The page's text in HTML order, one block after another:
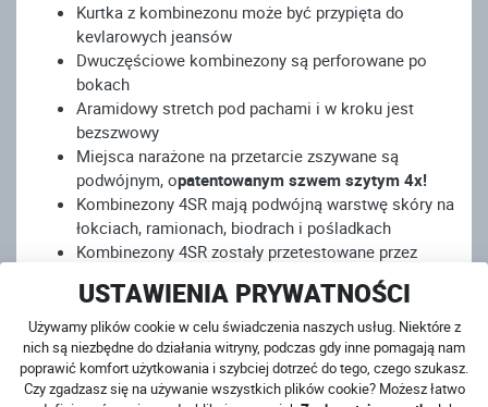
USTAWIENIA PRYWATNOŚCI
Używamy plików cookie w celu świadczenia naszych usług. Niektóre z
nich są niezbędne do działania witryny, podczas gdy inne pomagają nam
poprawić komfort użytkowania i szybciej dotrzeć do tego, czego szukasz.
Czy zgadzasz się na używanie wszystkich plików cookie? Możesz łatwo
Kurtka z kombinezonu może być przypięta do
kevlarowych jeansów
Dwuczęściowe kombinezony są perforowane po
bokach
Aramidowy stretch pod pachami i w kroku jest
bezszwowy
Miejsca narażone na przetarcie zszywane są
podwójnym, opatentowanym szwem szytym 4x!
Kombinezony 4SR mają podwójną warstwę skóry na
łokciach, ramionach, biodrach i pośladkach
Kombinezony 4SR zostały przetestowane przez
centrum certyfikacyjne Eurofins Textile Testing
Spain zgodnie z normą EN 17092:2020 jako w pełni
certyfikowana odzież ochronna dla motocyklistów.
Zgodnie z tą normą otrzymałynajwyższą klasę
bezpieczeństwa – AAA